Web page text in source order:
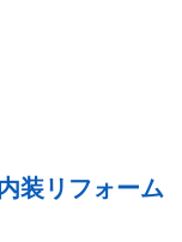
装リフォーム